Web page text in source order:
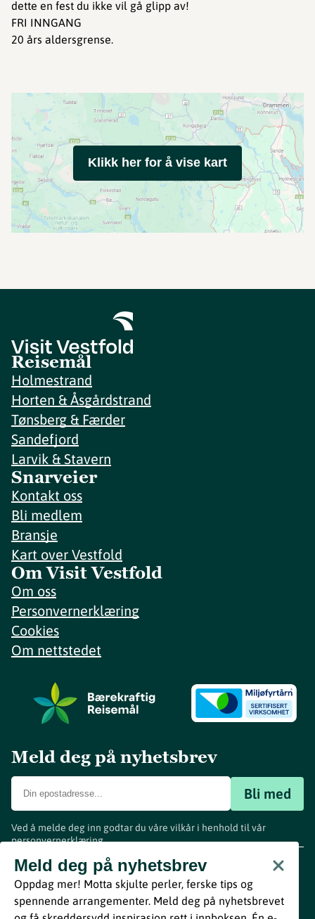
dette en fest du ikke vil gå glipp av!
FRI INNGANG
20 års aldersgrense.
Klikk her for å vise kart
Reisemål
Holmestrand
Horten & Åsgårdstrand
Tønsberg & Færder
Sandefjord
Larvik & Stavern
Snarveier
Kontakt oss
Bli medlem
Bransje
Kart over Vestfold
Om Visit Vestfold
Om oss
Personvernerklæring
Cookies
Om nettstedet
Meld deg på nyhetsbrev
Bli med
Ved å melde deg inn godtar du våre vilkår i henhold til vår
personvernerklæring.
Meld deg på nyhetsbrev
Oppdag mer! Motta skjulte perler, ferske tips og
spennende arrangementer. Meld deg på nyhetsbrevet
www.visitvestfold.com
Turistinformasjon
Vestfold Fylkeskommune